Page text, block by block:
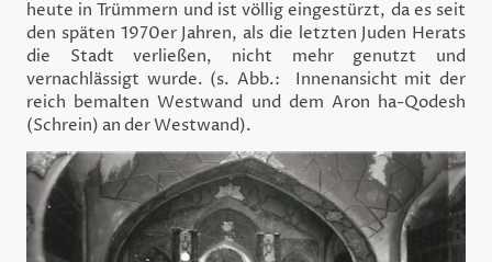
heute in Trümmern und ist völlig eingestürzt, da es seit
den späten 1970er Jahren, als die letzten Juden Herats
die Stadt verließen, nicht mehr genutzt und
vernachlässigt wurde. (s. Abb.: Innenansicht mit der
reich bemalten Westwand und dem Aron ha-Qodesh
(Schrein) an der Westwand).